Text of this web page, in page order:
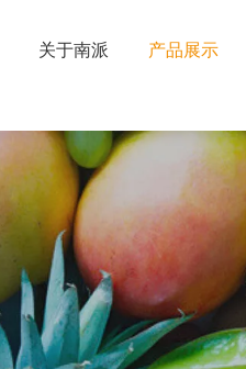
关于南派 产品展示